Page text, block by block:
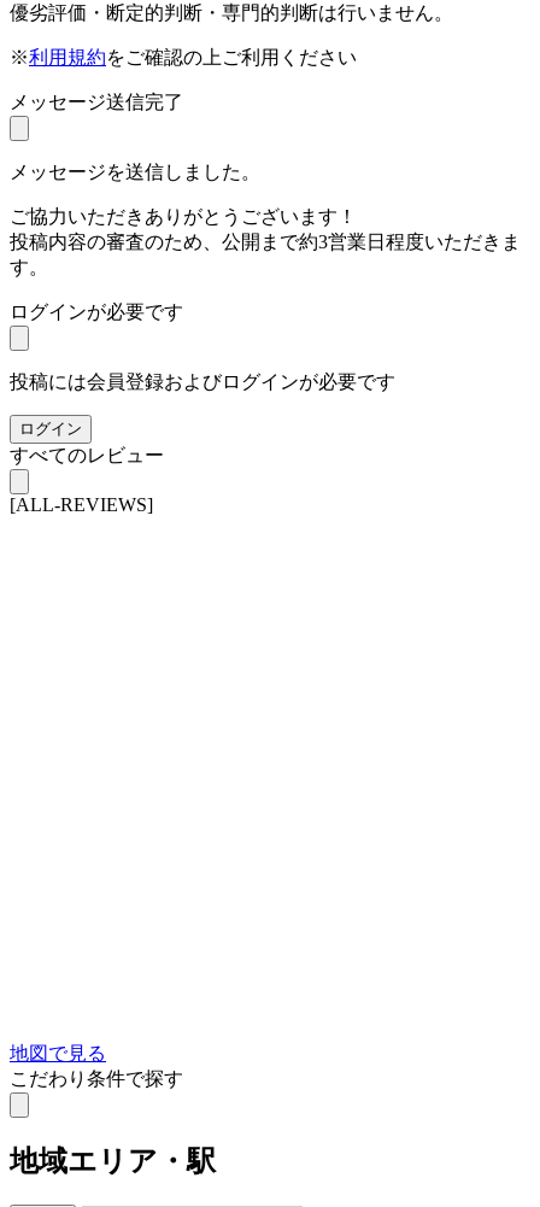
優劣評価・断定的判断・専門的判断は行いません。
※利用規約をご確認の上ご利用ください
メッセージ送信完了
メッセージを送信しました。
ご協力いただきありがとうございます！
投稿内容の審査のため、公開まで約3営業日程度いただきま
す。
ログインが必要です
投稿には会員登録およびログインが必要です
ログイン
すべてのレビュー
[ALL-REVIEWS]
地図で見る
こだわり条件で探す
地域エリア・駅